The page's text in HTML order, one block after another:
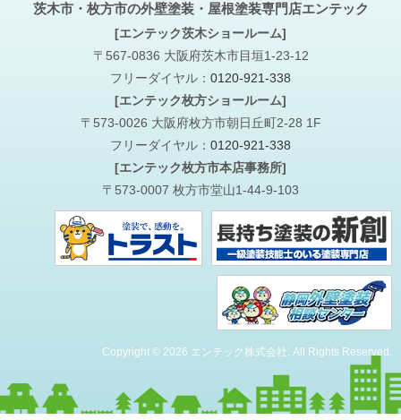
茨木市・枚方市の外壁塗装・屋根塗装専門店エンテック
[エンテック茨木ショールーム]
〒567-0836 大阪府茨木市目垣1-23-12
フリーダイヤル： 0120-921-338
[エンテック枚方ショールーム]
〒573-0026 大阪府枚方市朝日丘町2-28 1F
フリーダイヤル： 0120-921-338
[エンテック枚方市本店事務所]
〒573-0007 枚方市堂山1-44-9-103
Copyright © 2026 エンテック株式会社. All Rights Reserved.